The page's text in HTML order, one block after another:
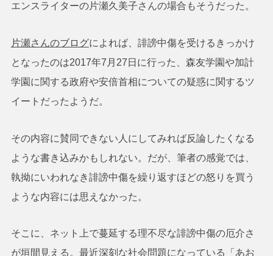
エンスライターの片瀬久美子さんの場合もそうだった。
片瀬さんのブログによれば、誹謗中傷を受けるきっかけ
となったのは2017年7月27日に行った、森友学園や加計
学園に関する政府や安倍首相についての疑惑に関するツ
イートだったようだ。
その内容に賛同できない人にしてみれば反論したくなる
ような書き込みかもしれない。だが、筆者の感覚では、
執拗にいわれなき誹謗中傷を繰り返すほどの怒りを買う
ような内容には思えなかった。
そこに、ネット上で蔓延する理不尽な誹謗中傷の厄介さ
が垣間見える。最近深刻な社会問題になっている「あお